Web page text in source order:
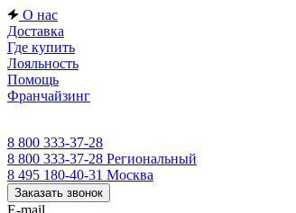
О нас
Доставка
Где купить
Лояльность
Помощь
Франчайзинг
8 800 333-37-28
8 800 333-37-28 Региональный
8 495 180-40-31 Москва
Заказать звонок
E-mail